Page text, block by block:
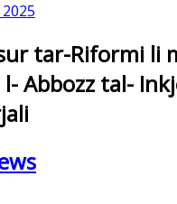
tar-Riformi li
Abbozz tal-